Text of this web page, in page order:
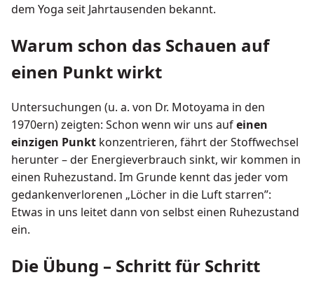
dem Yoga seit Jahrtausenden bekannt.
Warum schon das Schauen auf
einen Punkt wirkt
Untersuchungen (u. a. von Dr. Motoyama in den
1970ern) zeigten: Schon wenn wir uns aufeinen
einzigen Punkt konzentrieren, fährt der Stoffwechsel
herunter – der Energieverbrauch sinkt, wir kommen in
einen Ruhezustand. Im Grunde kennt das jeder vom
gedankenverlorenen „Löcher in die Luft starren”:
Etwas in uns leitet dann von selbst einen Ruhezustand
ein.
Die Übung – Schritt für Schritt